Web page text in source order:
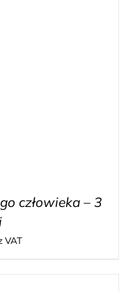
człowieka – 3
VAT